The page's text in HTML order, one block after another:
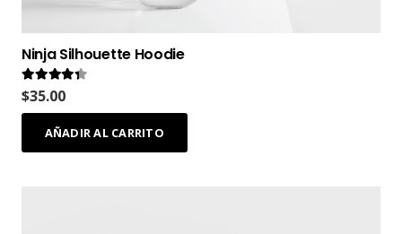
Ninja Silhouette Hoodie
Valorado en
$35.00
AÑADIR AL CARRITO